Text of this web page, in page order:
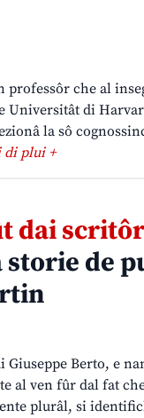
professôr che al
Universitât di
la sô
di plui +
dai
storie de
Berto, e
al ven fûr dal fat
plurâl, si